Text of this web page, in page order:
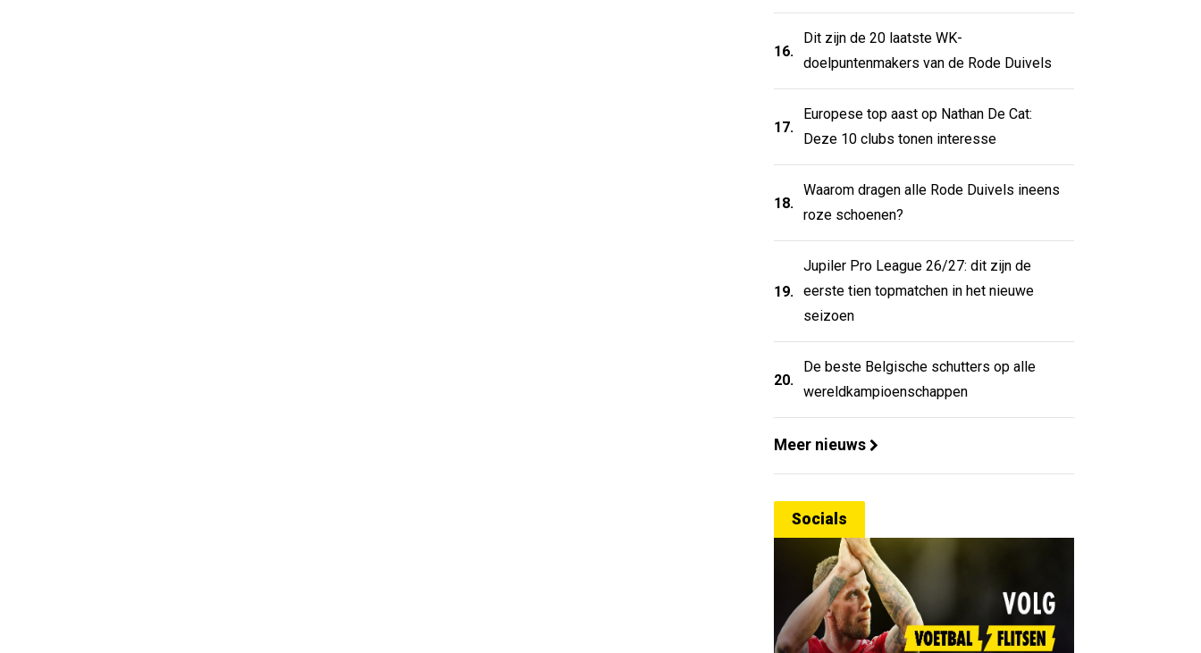
16.
Dit zijn de 20 laatste WK-
doelpuntenmakers van de Rode Duivels
17.
Europese top aast op Nathan De Cat:
Deze 10 clubs tonen interesse
18.
Waarom dragen alle Rode Duivels ineens
roze schoenen?
19.
Jupiler Pro League 26/27: dit zijn de
eerste tien topmatchen in het nieuwe
seizoen
20.
De beste Belgische schutters op alle
wereldkampioenschappen
Meer nieuws
Socials